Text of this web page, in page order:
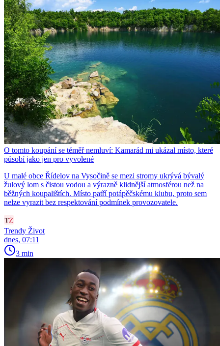
O tomto koupání se téměř nemluví: Kamarád mi ukázal místo, které
působí jako jen pro vyvolené
U malé obce Řídelov na Vysočině se mezi stromy ukrývá bývalý
žulový lom s čistou vodou a výrazně klidnější atmosférou než na
běžných koupalištích. Místo patří potápěčskému klubu, proto sem
nelze vyrazit bez respektování podmínek provozovatele.
Trendy Život
dnes, 07:11
3 min